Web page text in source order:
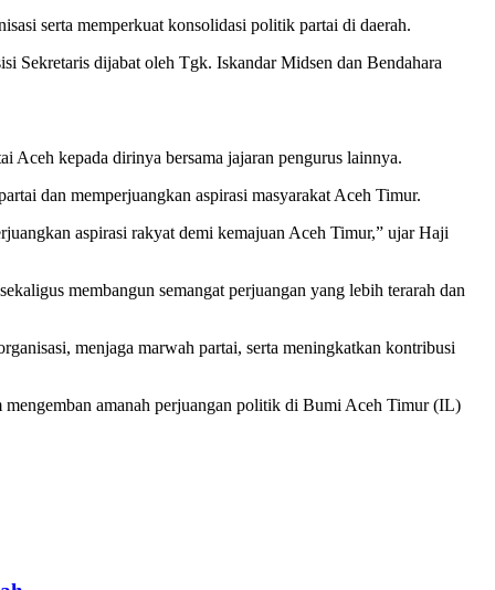
serta memperkuat konsolidasi politik partai di daerah.
Sekretaris dijabat oleh Tgk. Iskandar Midsen dan Bendahara
Aceh kepada dirinya bersama jajaran pengurus lainnya.
dan memperjuangkan aspirasi masyarakat Aceh Timur.
aspirasi rakyat demi kemajuan Aceh Timur,” ujar Haji
membangun semangat perjuangan yang lebih terarah dan
menjaga marwah partai, serta meningkatkan kontribusi
amanah perjuangan politik di Bumi Aceh Timur (IL)